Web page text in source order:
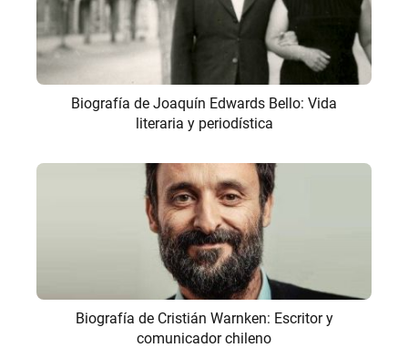
Biografía de Joaquín Edwards Bello: Vida
literaria y periodística
Biografía de Cristián Warnken: Escritor y
comunicador chileno